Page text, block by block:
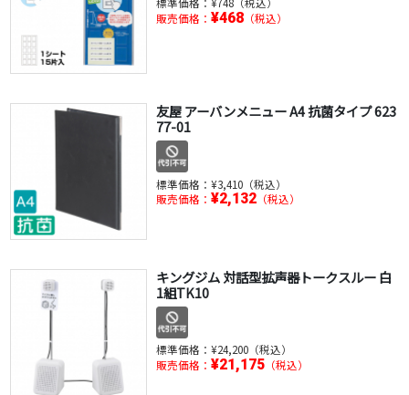
販売価格： ¥468（税込）
友屋 アーバンメニュー A4 抗菌タイプ 623
77-01
標準価格： ¥3,410（税込）
販売価格： ¥2,132（税込）
キングジム 対話型拡声器トークスルー 白
1組TK10
標準価格： ¥24,200（税込）
販売価格： ¥21,175（税込）